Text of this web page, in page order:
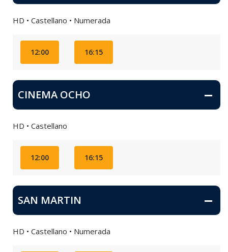
HD • Castellano • Numerada
12:00 16:15
CINEMA OCHO
HD • Castellano
12:00 16:15
SAN MARTIN
HD • Castellano • Numerada